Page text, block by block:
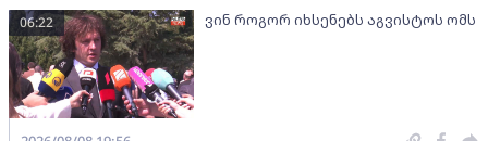
ვინ როგორ იხსენებს აგვისტოს ომს
06:22